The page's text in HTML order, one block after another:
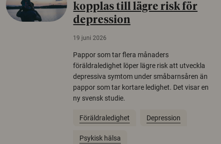
kopplas till lägre risk för
depression
19 juni 2026
Pappor som tar flera månaders
föräldraledighet löper lägre risk att utveckla
depressiva symtom under småbarnsåren än
pappor som tar kortare ledighet. Det visar en
ny svensk studie.
Föräldraledighet Depression
Psykisk hälsa